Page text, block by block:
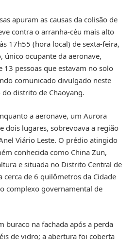
apuram as causas da colisão de
contra o arranha-céu mais alto
17h55 (hora local) de sexta-feira,
único ocupante da aeronave,
pessoas que estavam no solo
comunicado divulgado neste
distrito de Chaoyang.
a aeronave, um Aurora
dois lugares, sobrevoava a região
Viário Leste. O prédio atingido
conhecida como China Zun,
e situada no Distrito Central de
cerca de 6 quilômetros da Cidade
complexo governamental de
buraco na fachada após a perda
de vidro; a abertura foi coberta